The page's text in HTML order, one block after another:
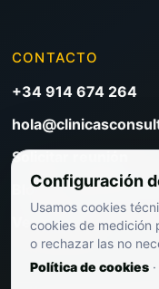
CONTACTO
+34 914 674 264
Solicitar reunión
Blog de marketing
Ver precios
Configuración
Usamos cookies
cookies de medición
o rechazar las no
Política de cookies ·